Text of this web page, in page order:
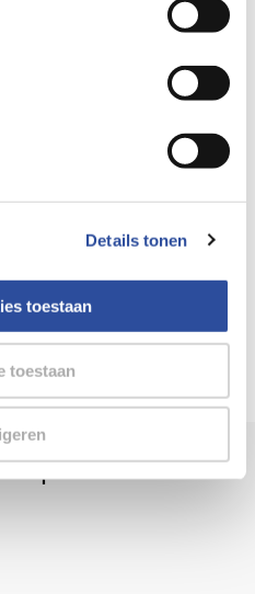
de
Privacyverklaring
Details tonen
toestaan
toestaan
online.
de hand
AlleFolders.
specialist